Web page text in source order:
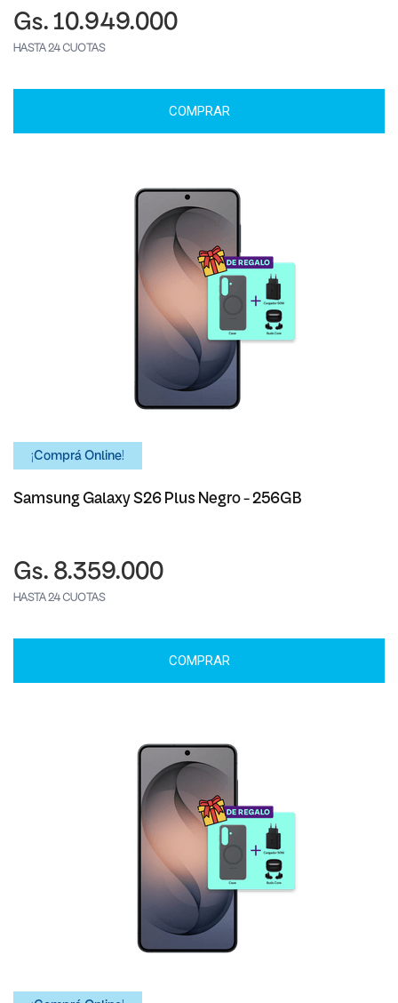
Gs. 10.949.000
HASTA 24 CUOTAS
COMPRAR
¡Comprá Online!
Samsung Galaxy S26 Plus Negro - 256GB
Gs. 8.359.000
HASTA 24 CUOTAS
COMPRAR